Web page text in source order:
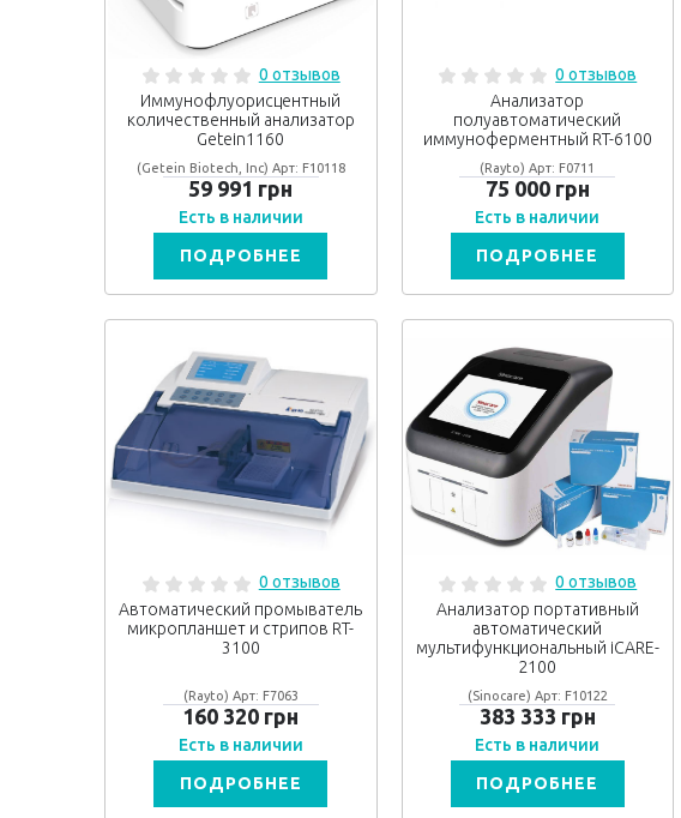
0 отзывов
Иммунофлуорисцентный
количественный анализатор
Getein1160
(Getein Biotech, Inc) Арт: F10118
59 991 грн
Есть в наличии
ПОДРОБНЕЕ
0 отзывов
Анализатор
полуавтоматический
иммуноферментный RT-6100
(Rayto) Арт: F0711
75 000 грн
Есть в наличии
ПОДРОБНЕЕ
0 отзывов
Автоматический промыватель
микропланшет и стрипов RT-
3100
(Rayto) Арт: F7063
160 320 грн
Есть в наличии
ПОДРОБНЕЕ
0 отзывов
Анализатор портативный
автоматический
мультифункциональный iCARE-
2100
(Sinocare) Арт: F10122
383 333 грн
Есть в наличии
ПОДРОБНЕЕ